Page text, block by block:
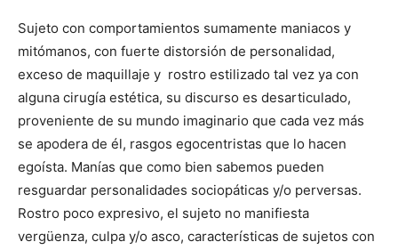
Sujeto con comportamientos sumamente maniacos y
mitómanos, con fuerte distorsión de personalidad,
exceso de maquillaje y rostro estilizado tal vez ya con
alguna cirugía estética, su discurso es desarticulado,
proveniente de su mundo imaginario que cada vez más
se apodera de él, rasgos egocentristas que lo hacen
egoísta. Manías que como bien sabemos pueden
resguardar personalidades sociopáticas y/o perversas.
Rostro poco expresivo, el sujeto no manifiesta
vergüenza, culpa y/o asco, características de sujetos con